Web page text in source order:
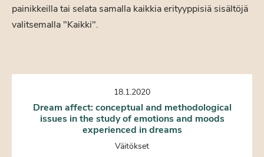
painikkeilla tai selata samalla kaikkia erityyppisiä sisältöjä
valitsemalla "Kaikki".
18.1.2020
Dream affect: conceptual and methodological
issues in the study of emotions and moods
experienced in dreams
Väitökset